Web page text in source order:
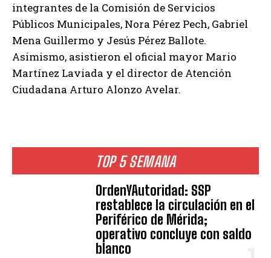
TOP 5 SEMANA
OrdenYAutoridad: SSP
restablece la circulación en el
Periférico de Mérida;
operativo concluye con saldo
blanco
integrantes de la Comisión de Servicios
Públicos Municipales, Nora Pérez Pech, Gabriel
Mena Guillermo y Jesús Pérez Ballote.
Asimismo, asistieron el oficial mayor Mario
Martínez Laviada y el director de Atención
Ciudadana Arturo Alonzo Avelar.